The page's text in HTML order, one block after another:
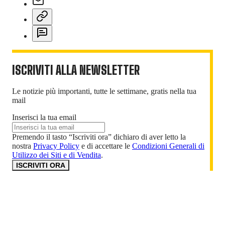
ISCRIVITI ALLA NEWSLETTER
Le notizie più importanti, tutte le settimane, gratis nella tua
mail
Inserisci la tua email
Premendo il tasto “Iscriviti ora” dichiaro di aver letto la
nostra Privacy Policy e di accettare le Condizioni Generali di
Utilizzo dei Siti e di Vendita.
ISCRIVITI ORA